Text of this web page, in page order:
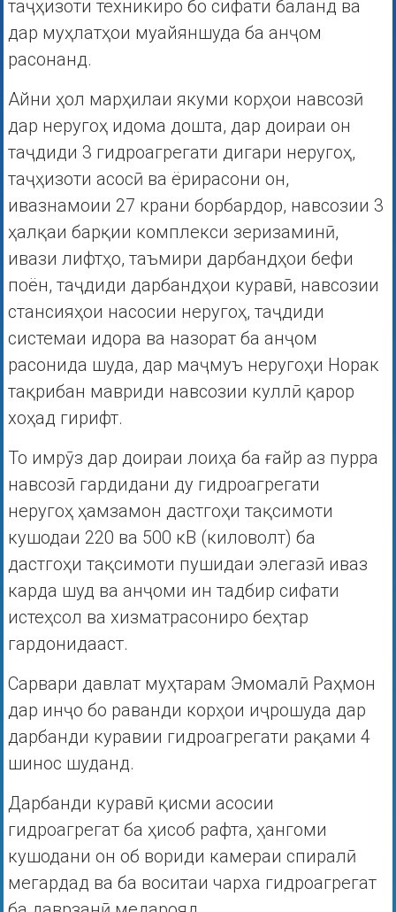
таҷҳизоти техникиро бо сифати баланд ва
дар муҳлатҳои муайяншуда ба анҷом
расонанд.
Айни ҳол марҳилаи якуми корҳои навсозӣ
дар неругоҳ идома дошта, дар доираи он
таҷдиди 3 гидроагрегати дигари неругоҳ,
таҷҳизоти асосӣ ва ёрирасони он,
ивазнамоии 27 крани борбардор, навсозии 3
ҳалқаи барқии комплекси зеризаминӣ,
ивази лифтҳо, таъмири дарбандҳои бефи
поён, таҷдиди дарбандҳои куравӣ, навсозии
стансияҳои насосии неругоҳ, таҷдиди
системаи идора ва назорат ба анҷом
расонида шуда, дар маҷмуъ неругоҳи Норак
тақрибан мавриди навсозии куллӣ қарор
хоҳад гирифт.
То имрӯз дар доираи лоиҳа ба ғайр аз пурра
навсозӣ гардидани ду гидроагрегати
неругоҳ ҳамзамон дастгоҳи тақсимоти
кушодаи 220 ва 500 кВ (киловолт) ба
дастгоҳи тақсимоти пушидаи элегазӣ иваз
карда шуд ва анҷоми ин тадбир сифати
истеҳсол ва хизматрасониро беҳтар
гардонидааст.
Сарвари давлат муҳтарам Эмомалӣ Раҳмон
дар инҷо бо раванди корҳои иҷрошуда дар
дарбанди куравии гидроагрегати рақами 4
шинос шуданд.
Дарбанди куравӣ қисми асосии
гидроагрегат ба ҳисоб рафта, ҳангоми
кушодани он об вориди камераи спиралӣ
мегардад ва ба воситаи чарха гидроагрегат